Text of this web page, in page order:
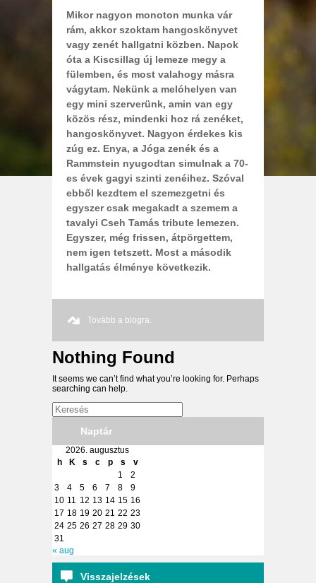
Mikor nagyon monoton munka vár
rám, akkor szoktam hangoskönyvet
vagy zenét hallgatni közben. Napok
óta a Kiscsillag új lemeze megy a
fülemben, és most valahogy másra
vágytam. Nekünk a melóhelyen van
egy mini szerverünk, amin van egy
közös rész, mindenki hoz rá zenéket,
hangoskönyvet. Nagyon érdekes kis
zúg ez. Enya, a Jóga zenék és a
Rammstein nyugodtan simulnak a 70-
es évek gagyi szinti zenéihez. Szóval
ebből kezdtem el szemezgetni és
egyszer csak megakadt a szemem a
tavalyi Cseh Tamás tribute lemezen.
Egyszer, még frissen, átpörgettem,
nem igen tetszett. Most a második
hallgatás élménye következik.
Tovább a blogra.
Nothing Found
It seems we can’t find what you’re looking for. Perhaps
searching can help.
Naptár
2026. augusztus
h
K s c p s
v
1
2
3
4 5 6 7 8
9
10 11 12 13 14 15 16
17 18 19 20 21 22 23
24 25 26 27 28 29 30
31
« aug
Visszajelzések